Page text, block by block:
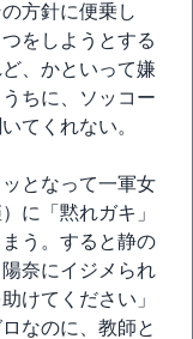
方針に便乗し
をしようとする
、かといって嫌
ちに、ソッコー
てくれない。
となって一軍女
に「黙れガキ」
う。すると静の
奈にイジメられ
けてください」
なのに、教師と